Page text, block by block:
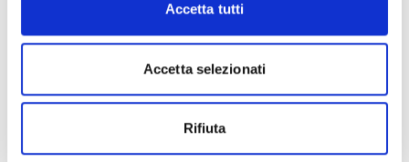
Accetta tutti
Accetta selezionati
Rifiuta